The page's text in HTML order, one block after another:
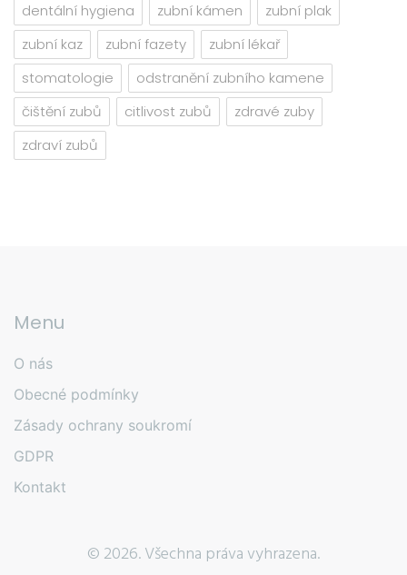
dentální hygiena
zubní kámen
zubní plak
zubní kaz
zubní fazety
zubní lékař
stomatologie
odstranění zubního kamene
čištění zubů
citlivost zubů
zdravé zuby
zdraví zubů
Menu
O nás
Obecné podmínky
Zásady ochrany soukromí
GDPR
Kontakt
© 2026. Všechna práva vyhrazena.